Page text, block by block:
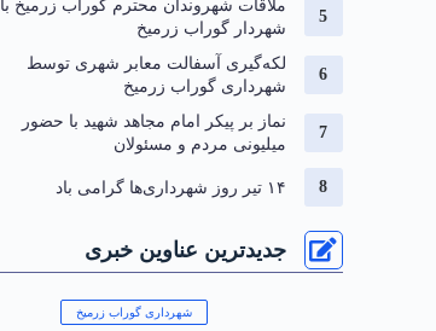
ملاقات شهروندان محترم گوراب زرمیخ با
شهردار گوراب زرمیخ
لکه‌گیری آسفالت معابر شهری توسط
شهرداری گوراب زرمیخ
نماز بر پیکر امام مجاهد شهید با حضور
میلیونی مردم و مسئولان
۱۴ تیر روز شهرداری‌ها گرامی باد
جدیدترین عناوین خبری
شهرداری گوراب زرمیخ